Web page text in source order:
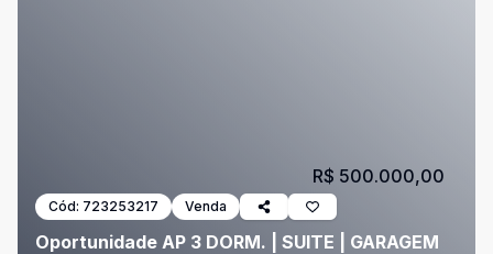
Cód: 723253217 Venda
Oportunidade AP 3 DORM. | SUITE | GARAGEM
R$ 500.000,00